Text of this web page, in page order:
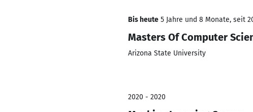
Bis heute 5 Jahre und 8 Monate, seit
Masters Of Computer
Arizona State University
2020 - 2020